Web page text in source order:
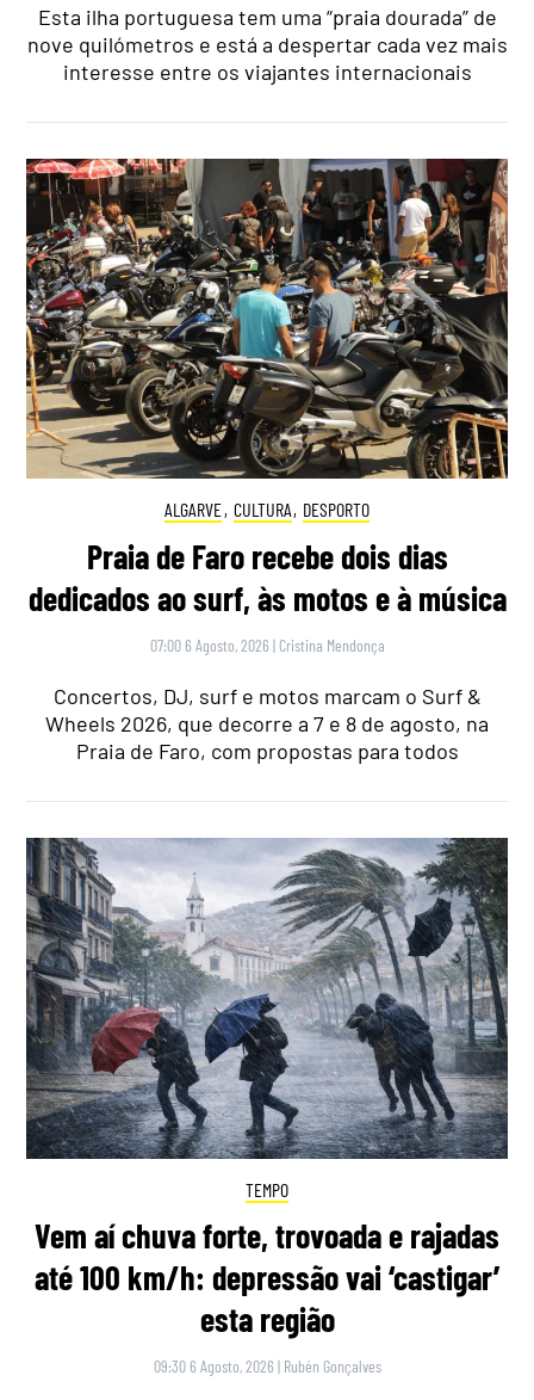
Esta ilha portuguesa tem uma “praia dourada” de
nove quilómetros e está a despertar cada vez mais
interesse entre os viajantes internacionais
ALGARVE, CULTURA, DESPORTO
Praia de Faro recebe dois dias
dedicados ao surf, às motos e à música
07:00 6 Agosto, 2026 | Cristina Mendonça
Concertos, DJ, surf e motos marcam o Surf &
Wheels 2026, que decorre a 7 e 8 de agosto, na
Praia de Faro, com propostas para todos
TEMPO
Vem aí chuva forte, trovoada e rajadas
até 100 km/h: depressão vai ‘castigar’
esta região
09:30 6 Agosto, 2026 | Rubén Gonçalves